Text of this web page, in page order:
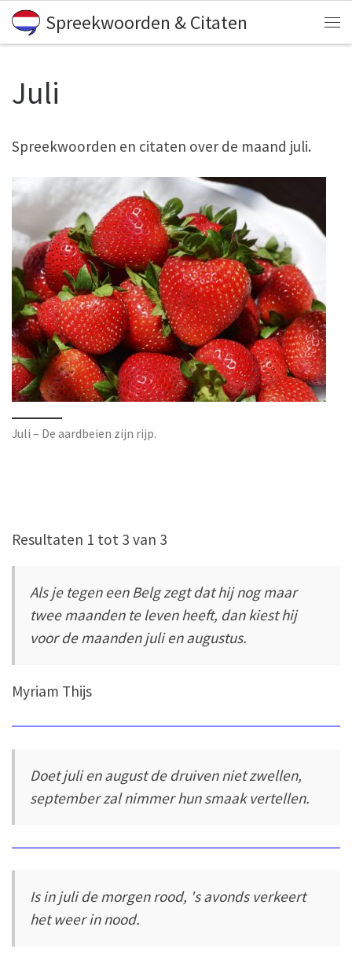
Skip to content
Spreekwoorden & Citaten
Juli
Spreekwoorden en citaten over de maand juli.
Juli – De aardbeien zijn rijp.
Resultaten 1 tot 3 van 3
Als je tegen een Belg zegt dat hij nog maar
twee maanden te leven heeft, dan kiest hij
voor de maanden juli en augustus.
Myriam Thijs
Doet juli en august de druiven niet zwellen,
september zal nimmer hun smaak vertellen.
Is in juli de morgen rood, 's avonds verkeert
het weer in nood.